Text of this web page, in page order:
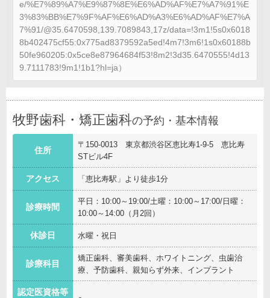
e/%E7%89%A7%E9%87%8E%E6%AD%AF%E7%A7%91%E
3%83%BB%E7%9F%AF%E6%AD%A3%E6%AD%AF%E7%A
7%91/@35.6470598,139.7089843,17z/data=!3m1!5s0x6018
8b402475cf55:0x775ad8379592a5ed!4m7!3m6!1s0x60188b
50fe960205:0x5ce8e87964684f53!8m2!3d35.6470555!4d13
9.7111783!9m1!1b1?hl=ja）
牧野歯科・矯正歯科の予約・基本情報
住所
〒150-0013 東京都渋谷区恵比寿1-9-5 恵比寿
STビル4F
アクセス 「恵比寿駅」より徒歩1分
診療時間
平日：10:00～19:00/土曜：10:00～17:00/日曜：
10:00～14:00（月2回）
休診日 水曜・祝日
診療科目
矯正歯科、審美歯科、ホワイトニング、虫歯治
療、予防歯科、親知らず外来、インプラント
認定医資格等